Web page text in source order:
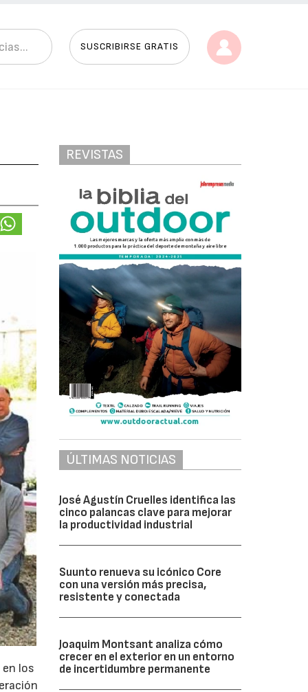
SUSCRIBIRSE GRATIS
los
REVISTAS
ÚLTIMAS NOTICIAS
José Agustín Cruelles identifica las
cinco palancas clave para mejorar
la productividad industrial
Suunto renueva su icónico Core
con una versión más precisa,
resistente y conectada
Joaquim Montsant analiza cómo
crecer en el exterior en un entorno
de incertidumbre permanente